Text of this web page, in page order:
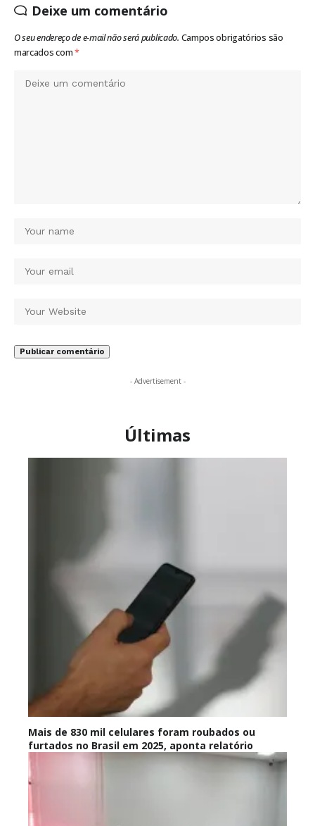
Deixe um comentário
O seu endereço de e-mail não será publicado. Campos obrigatórios são
marcados com*
- Advertisement -
Últimas
Mais de 830 mil celulares foram roubados ou
furtados no Brasil em 2025, aponta relatório